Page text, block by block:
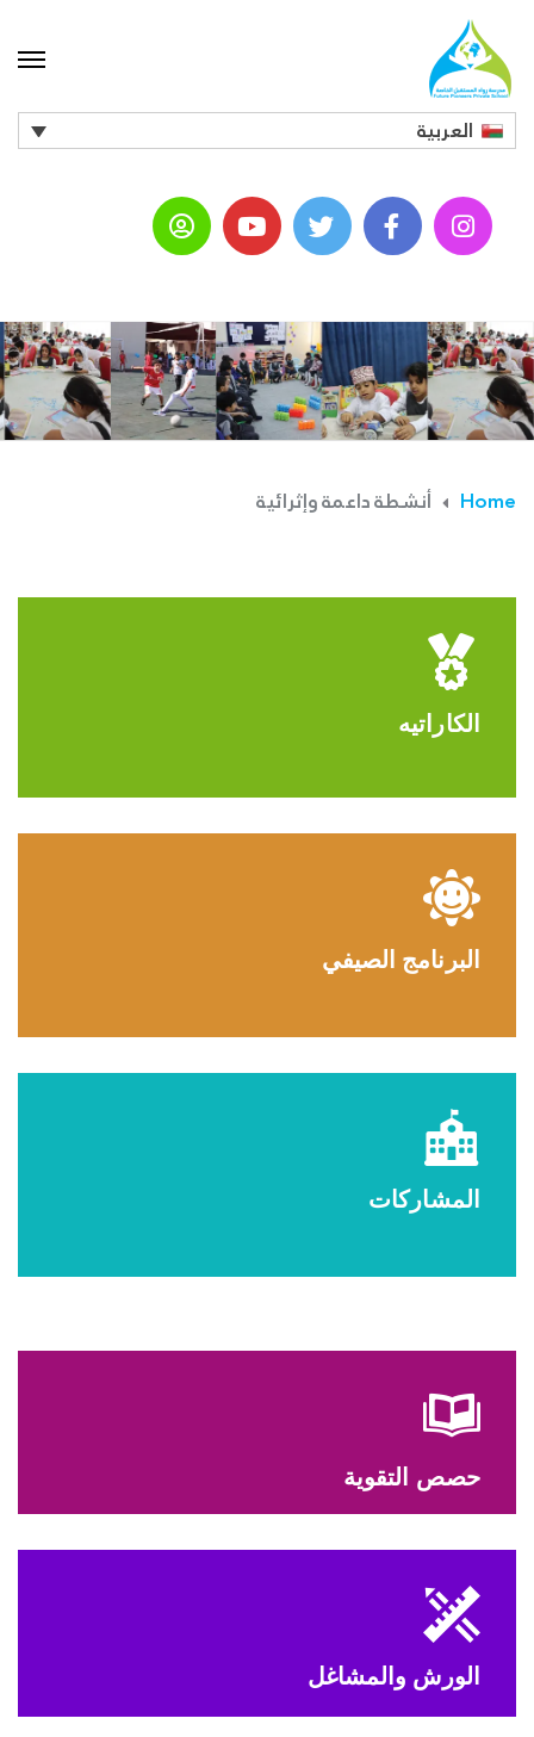
العربية
Home أنشطة داعمة وإثرائية
الكاراتيه
البرنامج الصيفي
المشاركات
حصص التقوية
الورش والمشاغل